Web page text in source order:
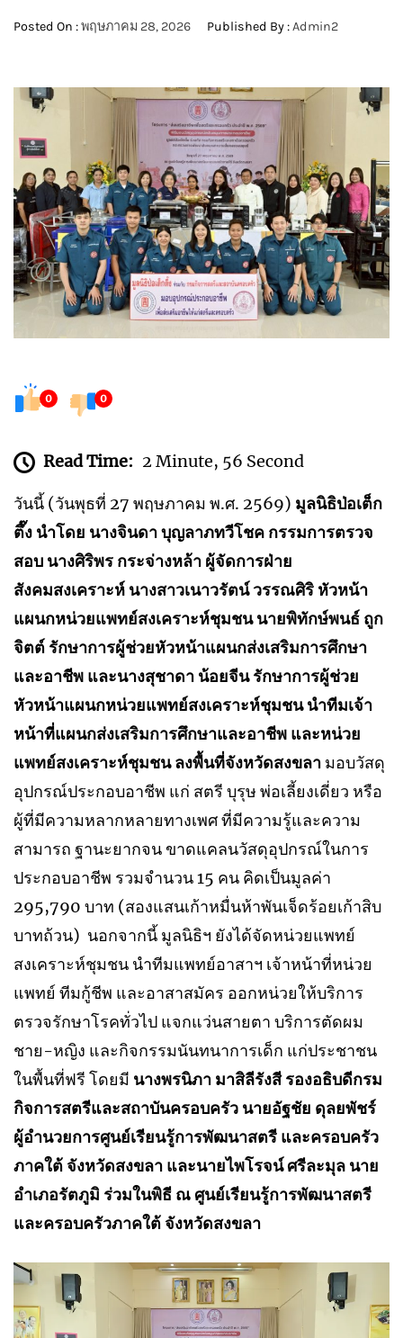
Posted On :พฤษภาคม 28, 2026 Published By :Admin2
0 0
Read Time: 2 Minute, 56 Second
วันนี้ (วันพุธที่ 27 พฤษภาคม พ.ศ. 2569) มูลนิธิป่อเต็ก
ตึ๊ง นำโดย นางจินดา บุญลาภทวีโชค กรรมการตรวจ
สอบ นางศิริพร กระจ่างหล้า ผู้จัดการฝ่าย
สังคมสงเคราะห์ นางสาวเนาวรัตน์ วรรณศิริ หัวหน้า
แผนกหน่วยแพทย์สงเคราะห์ชุมชน นายพิทักษ์พนธ์ ถูก
จิตต์ รักษาการผู้ช่วยหัวหน้าแผนกส่งเสริมการศึกษา
และอาชีพ และนางสุชาดา น้อยจีน รักษาการผู้ช่วย
หัวหน้าแผนกหน่วยแพทย์สงเคราะห์ชุมชน นำทีมเจ้า
หน้าที่แผนกส่งเสริมการศึกษาและอาชีพ และหน่วย
แพทย์สงเคราะห์ชุมชน ลงพื้นที่จังหวัดสงขลา มอบวัสดุ
อุปกรณ์ประกอบอาชีพ แก่ สตรี บุรุษ พ่อเลี้ยงเดี่ยว หรือ
ผู้ที่มีความหลากหลายทางเพศ ที่มีความรู้และความ
สามารถ ฐานะยากจน ขาดแคลนวัสดุอุปกรณ์ในการ
ประกอบอาชีพ รวมจำนวน 15 คน คิดเป็นมูลค่า
295,790 บาท (สองแสนเก้าหมื่นห้าพันเจ็ดร้อยเก้าสิบ
บาทถ้วน) นอกจากนี้ มูลนิธิฯ ยังได้จัดหน่วยแพทย์
สงเคราะห์ชุมชน นำทีมแพทย์อาสาฯ เจ้าหน้าที่หน่วย
แพทย์ ทีมกู้ชีพ และอาสาสมัคร ออกหน่วยให้บริการ
ตรวจรักษาโรคทั่วไป แจกแว่นสายตา บริการตัดผม
ชาย-หญิง และกิจกรรมนันทนาการเด็ก แก่ประชาชน
ในพื้นที่ฟรี โดยมี นางพรนิภา มาสิลีรังสี รองอธิบดีกรม
กิจการสตรีและสถาบันครอบครัว นายอัฐชัย ดุลยพัชร์
ผู้อำนวยการศูนย์เรียนรู้การพัฒนาสตรี และครอบครัว
ภาคใต้ จังหวัดสงขลา และนายไพโรจน์ ศรีละมุล นาย
อำเภอรัตภูมิ ร่วมในพิธี ณ ศูนย์เรียนรู้การพัฒนาสตรี
และครอบครัวภาคใต้ จังหวัดสงขลา